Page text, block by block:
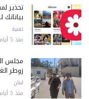
تحذير
تقنية
منذ 5 أيام
مجلس
زوطر
لبنان
منذ 5 أيام